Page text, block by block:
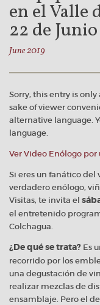
en el Valle
22 de Junio
June 2019
Sorry, this entry is
sake of viewer
alternative language.
language.
Ver Video Enólogo por
Si eres un fanático del
verdadero enólogo,
Visitas, te invita el
el entretenido
Colchagua.
¿De qué se trata? Es
recorrido por los
una degustación de
realizar mezclas de
ensamblaje. Pero el